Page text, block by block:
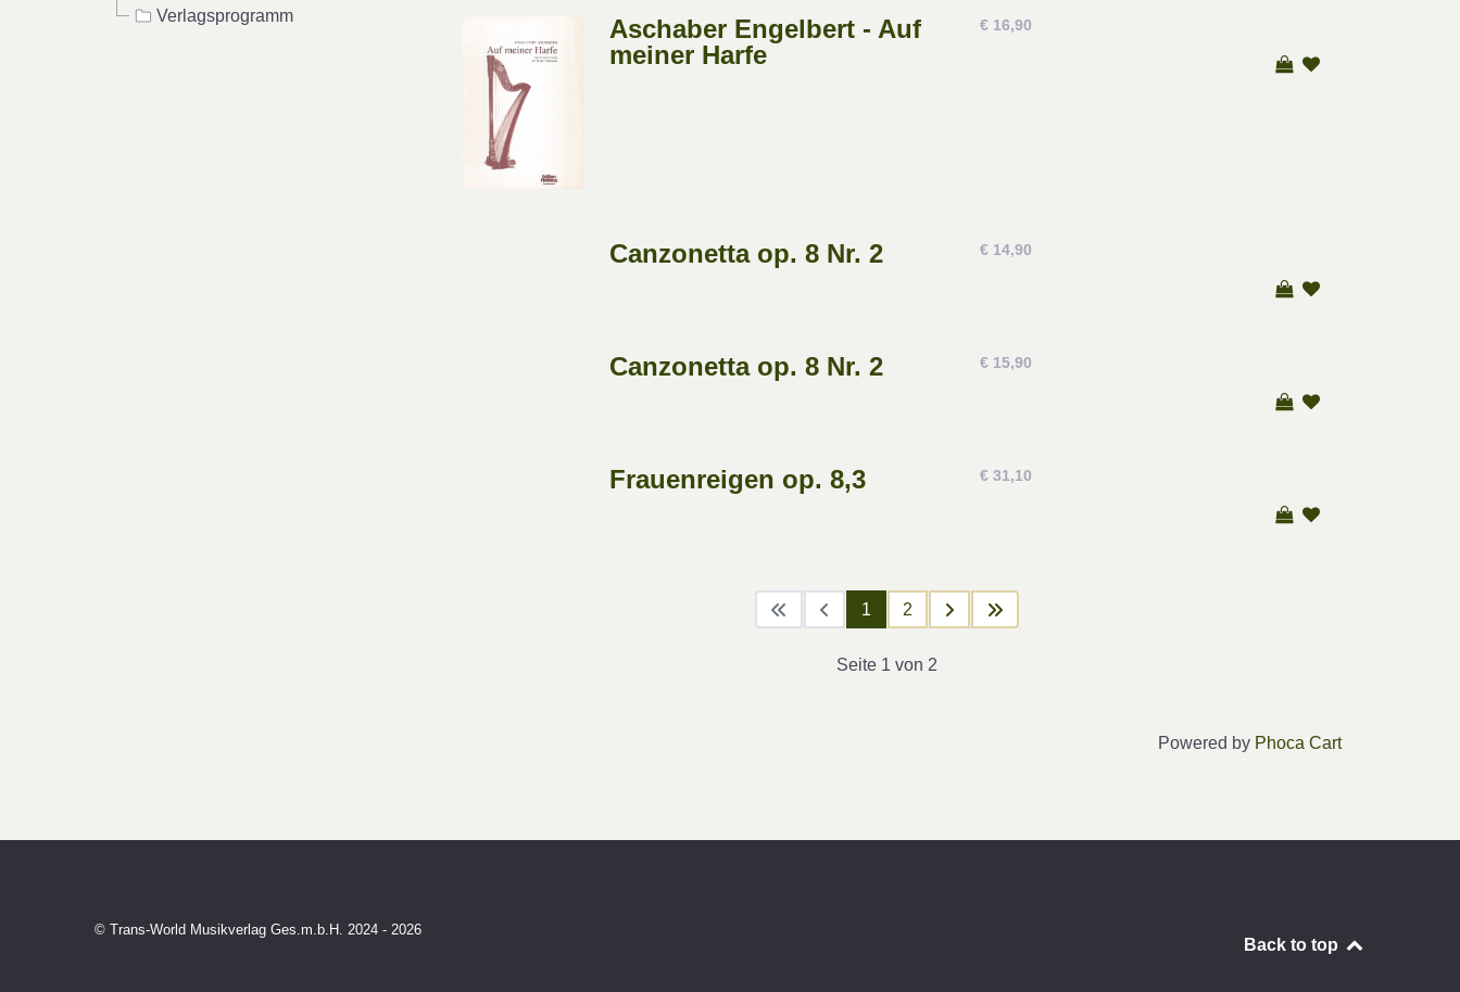
Verlagsprogramm
Aschaber Engelbert - Auf
meiner Harfe
€ 16,90
Canzonetta op. 8 Nr. 2 € 14,90
Canzonetta op. 8 Nr. 2 € 15,90
Frauenreigen op. 8,3 € 31,10
1 2
Seite 1 von 2
Powered by Phoca Cart
© Trans-World Musikverlag Ges.m.b.H. 2024 - 2026
Back to top